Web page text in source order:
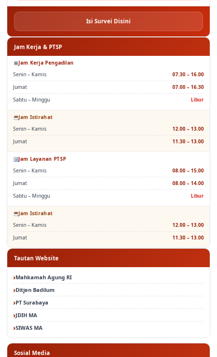
Isi Survei Disini
Jam Kerja & PTSP
Jam Kerja Pengadilan
Senin – Kamis
07.30 – 16.00
Jumat
07.00 – 16.30
Sabtu – Minggu
Libur
Jam Istirahat
Senin – Kamis
12.00 – 13.00
Jumat
11.30 – 13.00
Jam Layanan PTSP
Senin – Kamis
08.00 – 15.00
Jumat
08.00 – 14.00
Sabtu – Minggu
Libur
Jam Istirahat
Senin – Kamis
12.00 – 13.00
Jumat
11.30 – 13.00
Tautan Website
Mahkamah Agung RI
Ditjen Badilum
PT Surabaya
JDIH MA
SIWAS MA
Sosial Media